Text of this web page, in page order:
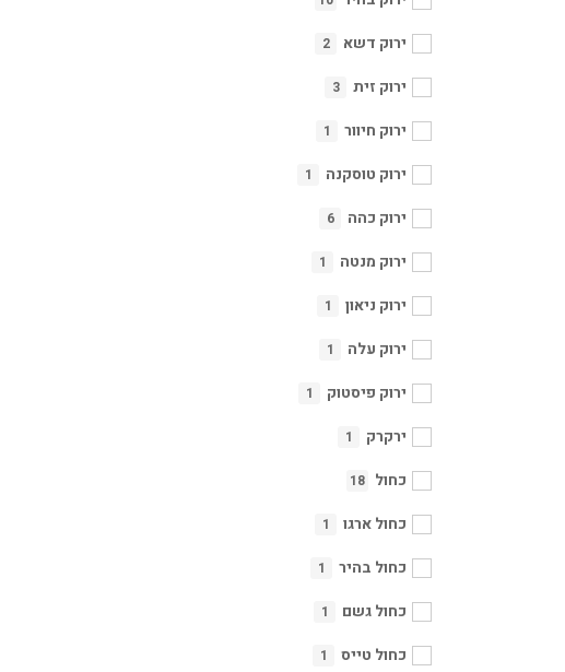
ירוק דשא 2
ירוק זית 3
ירוק חיוור 1
ירוק טוסקנה 1
ירוק כהה 6
ירוק מנטה 1
ירוק ניאון 1
ירוק עלה 1
ירוק פיסטוק 1
ירקרק 1
כחול 18
כחול ארגו 1
כחול בהיר 1
כחול גשם 1
כחול טייס 1